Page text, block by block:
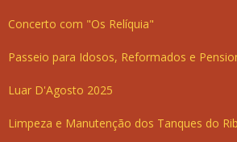
Concerto com "Os Relíquia"
Passeio para Idosos, Reformados e
Luar D'Agosto 2025
Limpeza e Manutenção dos Tanques do